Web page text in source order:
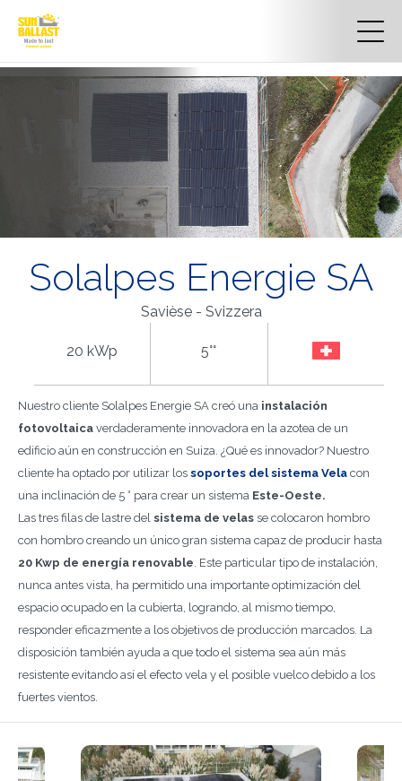
Solalpes Energie SA
Savièse - Svizzera
20 kWp 5°°
Nuestro cliente Solalpes Energie SA creó una instalación
fotovoltaica verdaderamente innovadora en la azotea de un
edificio aún en construcción en Suiza. ¿Qué es innovador? Nuestro
cliente ha optado por utilizar los soportes del sistema Vela con
una inclinación de 5 ° para crear un sistema Este-Oeste.
Las tres filas de lastre del sistema de velas se colocaron hombro
con hombro creando un único gran sistema capaz de producir hasta
20 Kwp de energía renovable. Este particular tipo de instalación,
nunca antes vista, ha permitido una importante optimización del
espacio ocupado en la cubierta, logrando, al mismo tiempo,
responder eficazmente a los objetivos de producción marcados. La
disposición también ayuda a que todo el sistema sea aún más
resistente evitando así el efecto vela y el posible vuelco debido a los
fuertes vientos.